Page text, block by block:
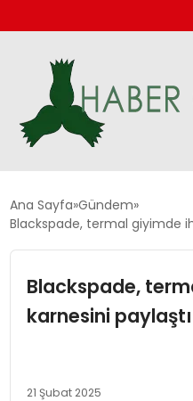
GÜNDEM
DÜNYA
EKONOMI
Ana Sayfa Gündem
Blackspade, termal giyimde
Blackspade,
karnesini paylaştı
21 Şubat 2025